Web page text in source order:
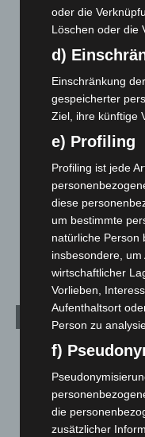
Gasleitung bei
beschädigt
5. August 2026
Anklage nach
3. August 2026
Hannover: Polizei
Großkontrolle
2. August 2026
Hannover Klassik
Maschpark
2. August 2026
Blaulicht
Corona-News
Hannover und Region
Langenhagen und
oder die
Löschen oder die
d)
Einschränkung
gespeicherter
Ziel, ihre künftige
e) Profiling
Profiling ist jede
diese
um bestimmte
natürliche Person
insbesondere, um
wirtschaftlicher
Vorlieben,
Aufenthaltsort
Person zu
f)
die
zusätzlicher